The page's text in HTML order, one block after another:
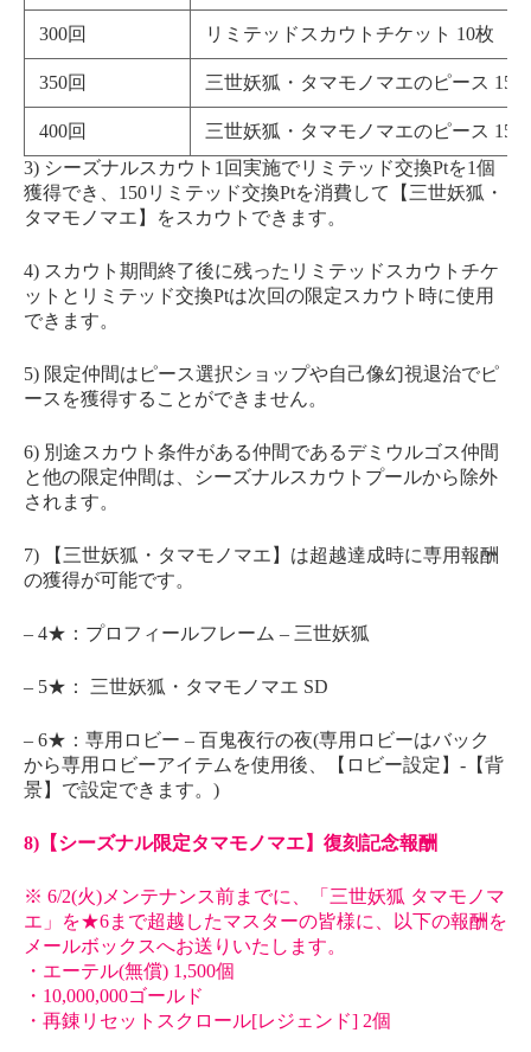
300回 リミテッドスカウトチケット 10枚
350回 三世妖狐・タマモノマエのピース 150
400回
三世妖狐・タマモノマエのピース 150
3) シーズナルスカウト1回実施でリミテッド交換Ptを1個
獲得でき、150リミテッド交換Ptを消費して【三世妖狐・
タマモノマエ】をスカウトできます。
4) スカウト期間終了後に残ったリミテッドスカウトチケ
ットとリミテッド交換Ptは次回の限定スカウト時に使用
できます。
5) 限定仲間はピース選択ショップや自己像幻視退治でピ
ースを獲得することができません。
6) 別途スカウト条件がある仲間であるデミウルゴス仲間
と他の限定仲間は、シーズナルスカウトプールから除外
されます。
7) 【三世妖狐・タマモノマエ】は超越達成時に専用報酬
の獲得が可能です。
– 4★：プロフィールフレーム – 三世妖狐
– 5★： 三世妖狐・タマモノマエ SD
– 6★：専用ロビー – 百鬼夜行の夜(専用ロビーはバック
から専用ロビーアイテムを使用後、【ロビー設定】-【背
景】で設定できます。)
8)【シーズナル限定タマモノマエ】復刻記念報酬
※ 6/2(火)メンテナンス前までに、「三世妖狐 タマモノマ
エ」を★6まで超越したマスターの皆様に、以下の報酬を
メールボックスへお送りいたします。
・エーテル(無償) 1,500個
・10,000,000ゴールド
・再錬リセットスクロール[レジェンド] 2個